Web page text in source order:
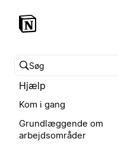
Søg i hjælpecenteret
Hjælp
Kom i gang
Grundlæggende om
arbejdsområder